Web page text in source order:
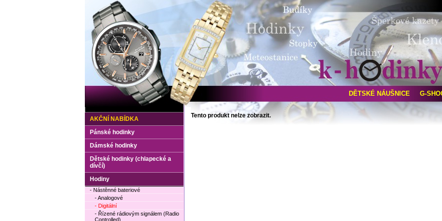
Tento produkt nelze zobrazit.
AKČNÍ NABÍDKA
Pánské hodinky
Dámské hodinky
Dětské hodinky (chlapecké a
dívčí)
Hodiny
- Nástěnné bateriové
- Analogové
- Digitální
- Řízené rádiovým signálem (Radio
Controlled)
DĚTSKÉ NÁUŠNICE G-